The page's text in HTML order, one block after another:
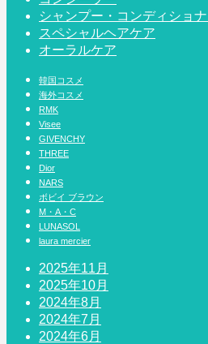
シャンプー・コンディショ
スペシャルヘアケア
オーラルケア
韓国コスメ
海外コスメ
RMK
Visee
GIVENCHY
THREE
Dior
NARS
ボビイ ブラウン
M・A・C
LUNASOL
laura mercier
2025年11月
2025年10月
2024年8月
2024年7月
2024年6月